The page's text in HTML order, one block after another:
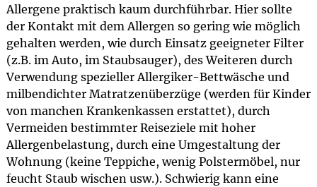
Allergene praktisch kaum durchführbar. Hier sollte
der Kontakt mit dem Allergen so gering wie möglich
gehalten werden, wie durch Einsatz geeigneter Filter
(z.B. im Auto, im Staubsauger), des Weiteren durch
Verwendung spezieller Allergiker-Bettwäsche und
milbendichter Matratzenüberzüge (werden für Kinder
von manchen Krankenkassen erstattet), durch
Vermeiden bestimmter Reiseziele mit hoher
Allergenbelastung, durch eine Umgestaltung der
Wohnung (keine Teppiche, wenig Polstermöbel, nur
feucht Staub wischen usw.). Schwierig kann eine